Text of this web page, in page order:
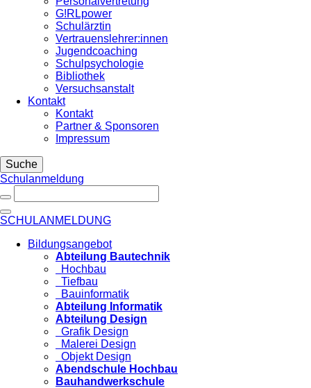
G!RLpower
Schulärztin
Vertrauenslehrer:innen
Jugendcoaching
Schulpsychologie
Bibliothek
Versuchsanstalt
Kontakt
Kontakt
Partner & Sponsoren
Impressum
Suche
Schulanmeldung
SCHULANMELDUNG
Bildungsangebot
Abteilung Bautechnik
Hochbau
Tiefbau
Bauinformatik
Abteilung Informatik
Abteilung Design
Grafik Design
Malerei Design
Objekt Design
Abendschule Hochbau
Bauhandwerkschule